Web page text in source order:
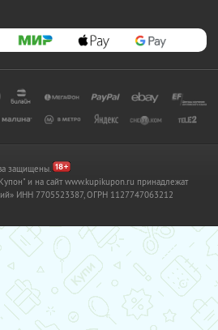
защищены.
и на сайт www.kupikupon.ru принадлежат
ИНН 7705523387, ОГРН 1127747063212